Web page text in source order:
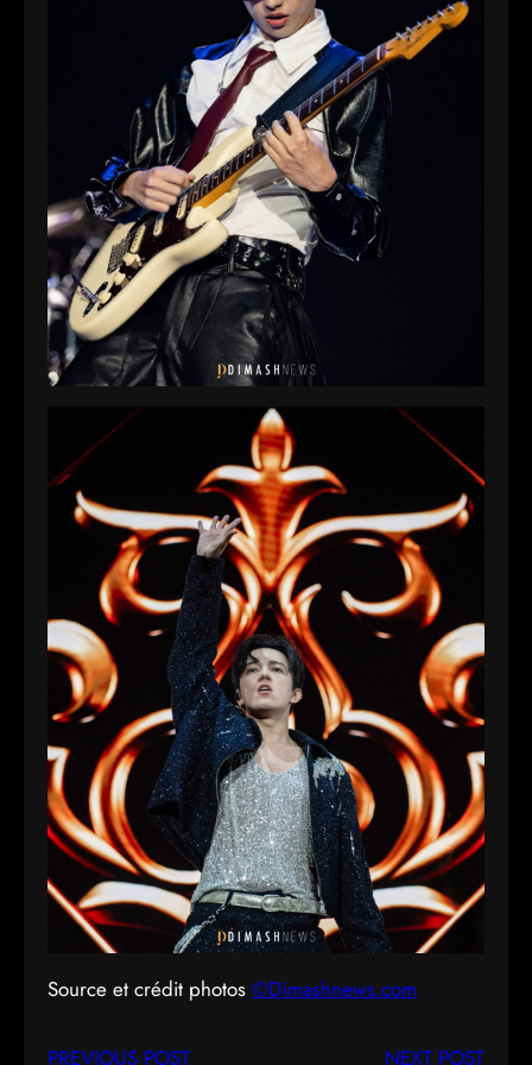
Source et crédit photos ©Dimashnews.com
PREVIOUS POST NEXT POST